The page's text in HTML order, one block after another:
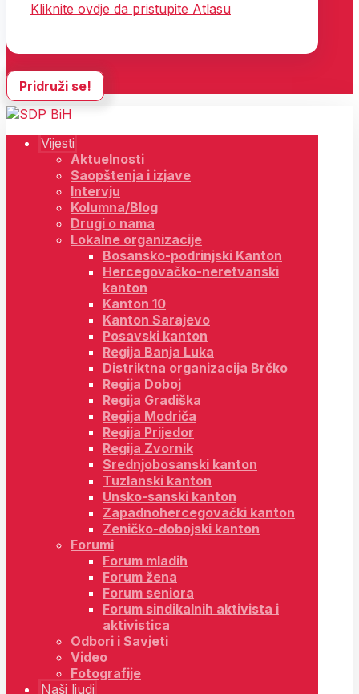
Kliknite ovdje da pristupite Atlasu
Pridruži se!
Vijesti
Aktuelnosti
Saopštenja i izjave
Intervju
Kolumna/Blog
Drugi o nama
Lokalne organizacije
Bosansko-podrinjski Kanton
Hercegovačko-neretvanski
kanton
Kanton 10
Kanton Sarajevo
Posavski kanton
Regija Banja Luka
Distriktna organizacija Brčko
Regija Doboj
Regija Gradiška
Regija Modriča
Regija Prijedor
Regija Zvornik
Srednjobosanski kanton
Tuzlanski kanton
Unsko-sanski kanton
Zapadnohercegovački kanton
Zeničko-dobojski kanton
Forumi
Forum mladih
Forum žena
Forum seniora
Forum sindikalnih aktivista i
aktivistica
Odbori i Savjeti
Video
Fotografije
Naši ljudi